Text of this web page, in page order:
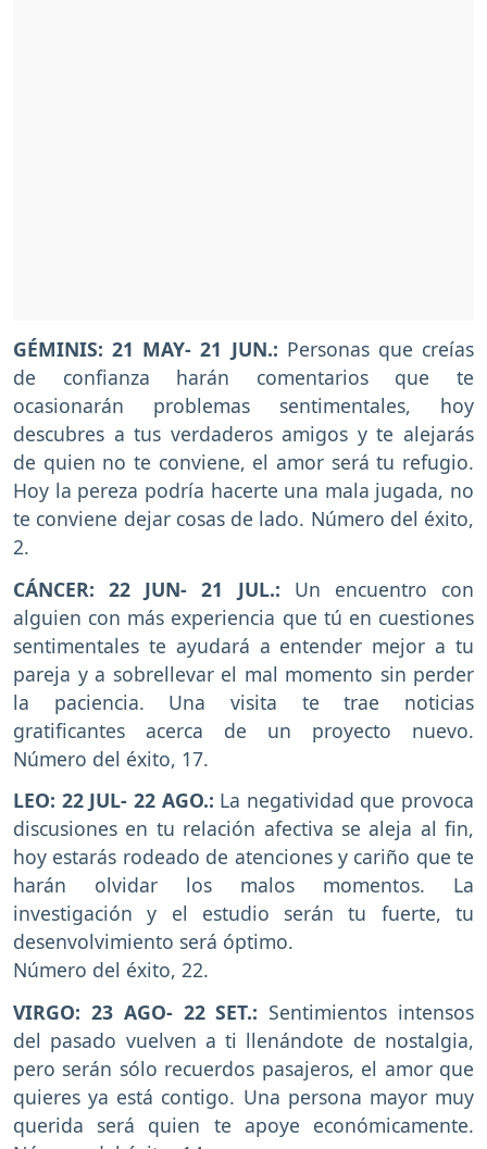
GÉMINIS: 21 MAY- 21 JUN.: Personas que creías
de confianza harán comentarios que te
ocasionarán problemas sentimentales, hoy
descubres a tus verdaderos amigos y te alejarás
de quien no te conviene, el amor será tu refugio.
Hoy la pereza podría hacerte una mala jugada, no
te conviene dejar cosas de lado. Número del éxito,
2.
CÁNCER: 22 JUN- 21 JUL.: Un encuentro con
alguien con más experiencia que tú en cuestiones
sentimentales te ayudará a entender mejor a tu
pareja y a sobrellevar el mal momento sin perder
la paciencia. Una visita te trae noticias
gratificantes acerca de un proyecto nuevo.
Número del éxito, 17.
LEO: 22 JUL- 22 AGO.: La negatividad que provoca
discusiones en tu relación afectiva se aleja al fin,
hoy estarás rodeado de atenciones y cariño que te
harán olvidar los malos momentos. La
investigación y el estudio serán tu fuerte, tu
desenvolvimiento será óptimo.
Número del éxito, 22.
VIRGO: 23 AGO- 22 SET.: Sentimientos intensos
del pasado vuelven a ti llenándote de nostalgia,
pero serán sólo recuerdos pasajeros, el amor que
quieres ya está contigo. Una persona mayor muy
querida será quien te apoye económicamente.